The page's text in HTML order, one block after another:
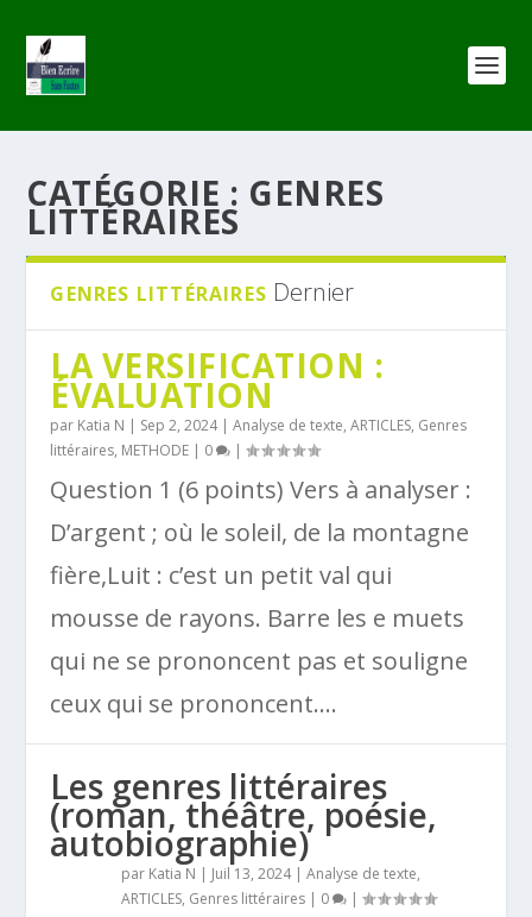
CATÉGORIE : GENRES
LITTÉRAIRES
GENRES LITTÉRAIRES Dernier
LA VERSIFICATION :
ÉVALUATION
par Katia N | Sep 2, 2024|Analyse de texte,ARTICLES, Genres
littéraires, METHODE | 0 |
Question 1 (6 points) Vers à analyser :
D’argent ; où le soleil, de la montagne
fière,Luit : c’est un petit val qui
mousse de rayons. Barre les e muets
qui ne se prononcent pas et souligne
ceux qui se prononcent....
Les genres littéraires
(roman, théâtre, poésie,
autobiographie)
par Katia N | Juil 13, 2024|Analyse de texte,
ARTICLES, Genres littéraires | 0 |